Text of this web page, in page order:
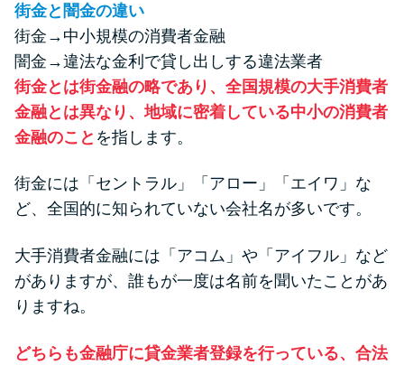
ブラックでもお金を借りるに
は？3つの判断基準と工面法
アコムはブラックでも審査に通
る？ 自分がブラックか確かめる
方法
アコムとレイクどっちがいい
底解説！
方法はどれ？
街金と闇金の違い
街金→中小規模の消費者金融
闇金→違法な金利で貸し出しする違法業者
街金とは街金融の略であり、全国規模の大手消費者
金融とは異なり、地域に密着している中小の消費者
金融のこと を指します。
街金には「セントラル」「アロー」「エイワ」な
ど、全国的に知られていない会社名が多いです。
大手消費者金融には「アコム」や「アイフル」など
がありますが、誰もが一度は名前を聞いたことがあ
りますね。
どちらも金融庁に貸金業者登録を行っている、合法